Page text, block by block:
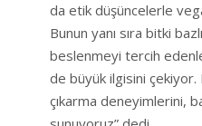
da etik düşüncelerle
Bunun yanı sıra bitki
beslenmeyi tercih
de büyük ilgisini
çıkarma deneyimlerini,